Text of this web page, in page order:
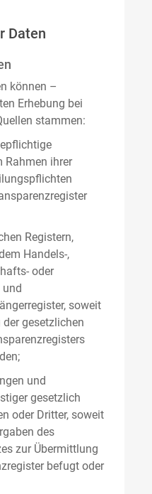
Daten
können –
Erhebung bei
stammen:
Rahmen ihrer
Registern,
Handels-,
oder
und
soweit
gesetzlichen
und
gesetzlich
oder Dritter, soweit
des
zur Übermittlung
befugt oder